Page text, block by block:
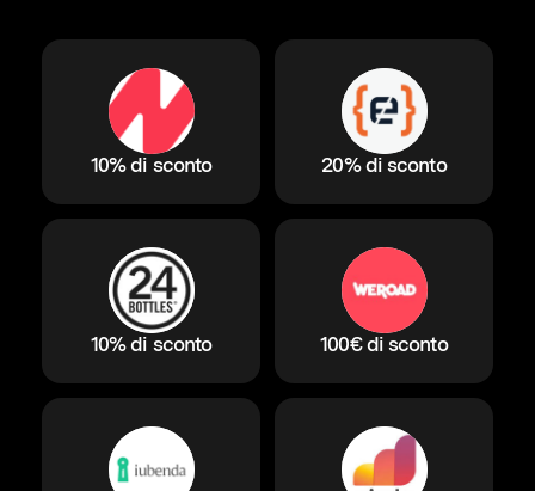
10% di sconto 20% di sconto
10% di sconto 100€ di sconto